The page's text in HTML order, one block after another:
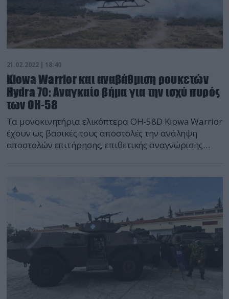
21.02.2022 | 18:40
Kiowa Warrior και αναβάθμιση ρουκετών
Hydra 70: Αναγκαίο βήμα για την ισχύ πυρός
των OH-58
Τα μονοκινητήρια ελικόπτερα OH-58D Kiowa Warrior
έχουν ως βασικές τους αποστολές την ανάληψη
αποστολών επιτήρησης, επιθετικής αναγνώρισης
αεροκίνητων και αμφίβιων επιχειρήσεων (με την
ταυτόχρονη παρουσία τους πάνω από την υπό
κατάληψη περιοχή) καθώς και προκεχωρημένης
εκπαίδευσης των χειριστών της Αεροπορίας
Στρατού. […]